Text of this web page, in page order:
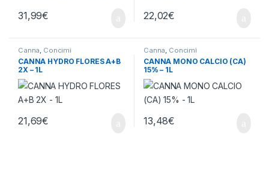
31,99€ 22,02€
Canna, Concimi
CANNA HYDRO FLORES A+B
2X – 1L
21,69€
Canna, Concimi
CANNA MONO CALCIO (CA)
15% – 1L
13,48€